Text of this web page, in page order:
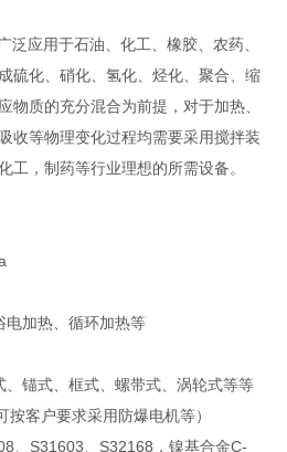
泛应用于石油、化工、橡胶、农药、
硫化、硝化、氢化、烃化、聚合、缩
物质的充分混合为前提，对于加热、
收等物理变化过程均需要采用搅拌装
工，制药等行业理想的所需设备。
电加热、循环加热等
锚式、框式、螺带式、涡轮式等等
客户要求采用防爆电机等）
、S31603、S32168，镍基合金C-